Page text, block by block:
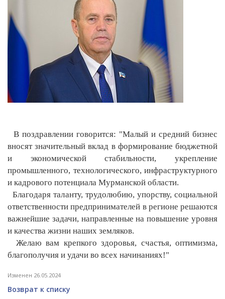
В поздравлении говорится: "Малый и средний бизнес
вносят значительный вклад в формирование бюджетной
и экономической стабильности, укрепление
промышленного, технологического, инфраструктурного
и кадрового потенциала Мурманской области.
Благодаря таланту, трудолюбию, упорству, социальной
ответственности предпринимателей в регионе решаются
важнейшие задачи, направленные на повышение уровня
и качества жизни наших земляков.
Желаю вам крепкого здоровья, счастья, оптимизма,
благополучия и удачи во всех начинаниях!"
Изменен 26.05.2024
Возврат к списку